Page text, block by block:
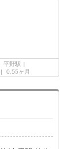
平野駅
0.55ヶ月